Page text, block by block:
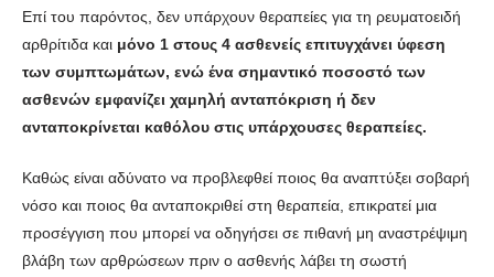
Επί του παρόντος, δεν υπάρχουν θεραπείες για τη ρευματοειδή
αρθρίτιδα και μόνο 1 στους 4 ασθενείς επιτυγχάνει ύφεση
των συμπτωμάτων, ενώ ένα σημαντικό ποσοστό των
ασθενών εμφανίζει χαμηλή ανταπόκριση ή δεν
ανταποκρίνεται καθόλου στις υπάρχουσες θεραπείες.
Καθώς είναι αδύνατο να προβλεφθεί ποιος θα αναπτύξει σοβαρή
νόσο και ποιος θα ανταποκριθεί στη θεραπεία, επικρατεί μια
προσέγγιση που μπορεί να οδηγήσει σε πιθανή μη αναστρέψιμη
βλάβη των αρθρώσεων πριν ο ασθενής λάβει τη σωστή